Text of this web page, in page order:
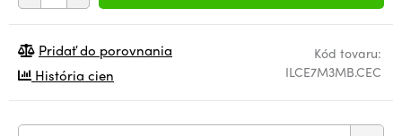
Kód tovaru:
ILCE7M3MB.CEC
Pridať do porovnania
História cien